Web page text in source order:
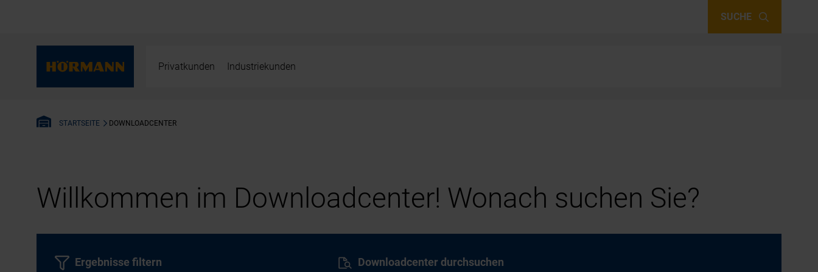
SUCHE
Privatkunden Industriekunden
STARTSEITE DOWNLOADCENTER
Willkommen im Downloadcenter! Wonach suchen Sie?
Downloadcenter durchsuchen
Ergebnisse filtern